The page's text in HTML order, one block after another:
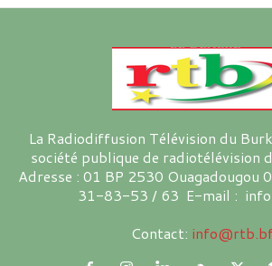
La Radiodiffusion Télévision du
société publique de radiotélévision
Adresse : 01 BP 2530 Ouagadougou
31-83-53 / 63 E-mail :
Contact: